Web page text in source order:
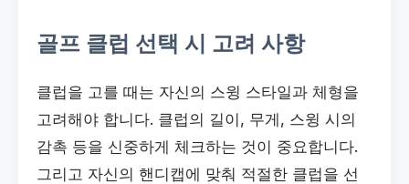
골프 클럽 선택 시 고려 사항
클럽을 고를 때는 자신의 스윙 스타일과 체형을
고려해야 합니다. 클럽의 길이, 무게, 스윙 시의
감촉 등을 신중하게 체크하는 것이 중요합니다.
그리고 자신의 핸디캡에 맞춰 적절한 클럽을 선